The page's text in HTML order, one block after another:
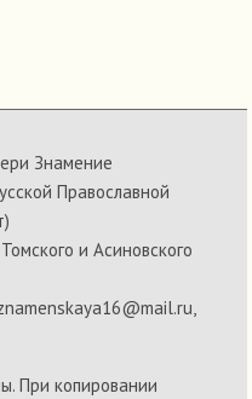
Знамение
Православной
и Асиновского
При копировании